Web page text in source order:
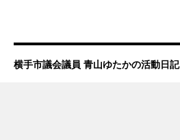
横手市議会議員 青山ゆたかの活動日記